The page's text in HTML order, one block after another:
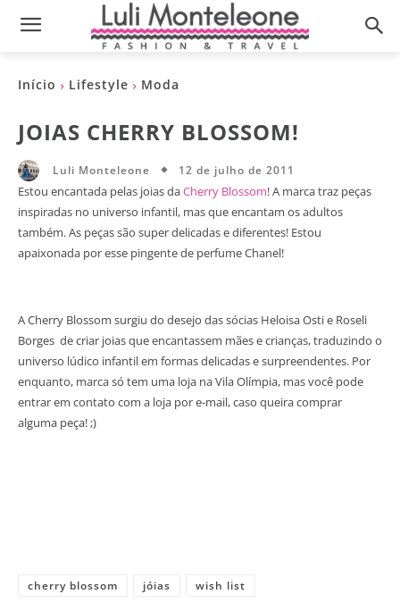
Início Lifestyle Moda
JOIAS CHERRY BLOSSOM!
Luli Monteleone 12 de julho de 2011
Estou encantada pelas joias daCherry Blossom! A marca traz peças
inspiradas no universo infantil, mas que encantam os adultos
também. As peças são super delicadas e diferentes! Estou
apaixonada por esse pingente de perfume Chanel!
A Cherry Blossom surgiu do desejo das sócias Heloisa Osti e Roseli
Borges de criar joias que encantassem mães e crianças, traduzindo o
universo lúdico infantil em formas delicadas e surpreendentes. Por
enquanto, marca só tem uma loja na Vila Olímpia, mas você pode
entrar em contato com a loja por e-mail, caso queira comprar
alguma peça! ;)
cherry blossom jóias wish list